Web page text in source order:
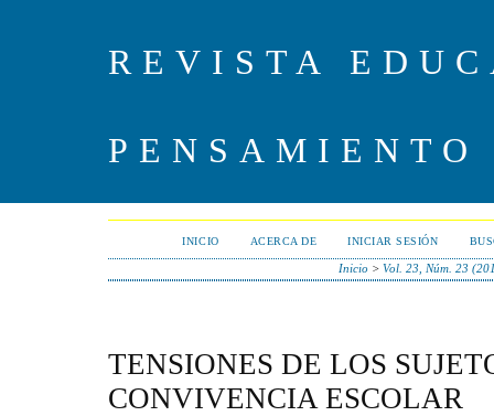
REVISTA
PENSAMIENTO
INICIO ACERCA DE INICIAR SESIÓN
Inicio >Vol. 23, Núm. 23
TENSIONES DE LOS
CONVIVENCIA ESCOLAR